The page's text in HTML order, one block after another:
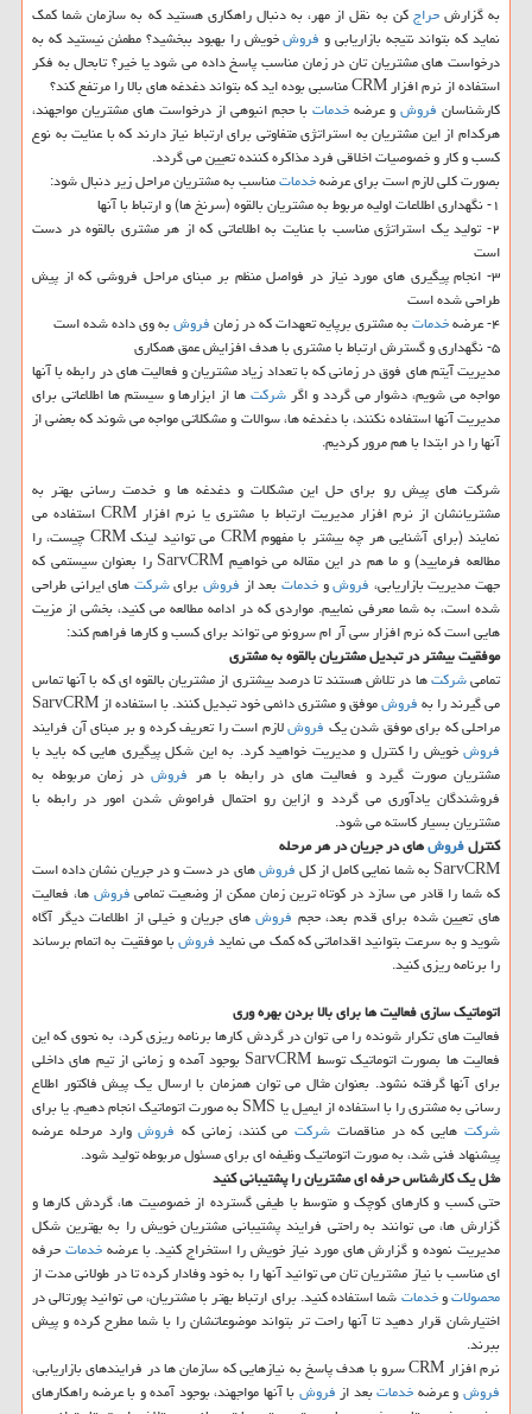
به گزارشحراجكن به نقل از مهر، به دنبال راهكاری هستید كه به سازمان شما كمك
نماید كه بتواند نتیجه بازاریابی و فروشخویش را بهبود ببخشید؟ مطمئن نیستید كه به
درخواست های مشتریان تان در زمان مناسب پاسخ داده می شود یا خیر؟ تابحال به فكر
استفاده از نرم افزار CRM مناسبی بوده اید كه بتواند دغدغه های بالا را مرتفع كند؟
كارشناسان فروشو عرضهخدماتبا حجم انبوهی از درخواست های مشتریان مواجهند،
هركدام از این مشتریان به استراتژی متفاوتی برای ارتباط نیاز دارند كه با عنایت به نوع
كسب و كار و خصوصیات اخلاقی فرد مذاكره كننده تعیین می گردد.
بصورت كلی لازم است برای عرضهخدماتمناسب به مشتریان مراحل زیر دنبال شود:
۱- نگهداری اطلاعات اولیه مربوط به مشتریان بالقوه (سرنخ ها) و ارتباط با آنها
۲- تولید یك استراتژی مناسب با عنایت به اطلاعاتی كه از هر مشتری بالقوه در دست
است
۳- انجام پیگیری های مورد نیاز در فواصل منظم بر مبنای مراحل فروشی كه از پیش
طراحی شده است
۴- عرضه
خدماتبه مشتری برپایه تعهدات كه در زمانفروشبه وی داده شده است
۵- نگهداری و گسترش ارتباط با مشتری با هدف افزایش عمق همكاری
مدیریت آیتم های فوق در زمانی كه با تعداد زیاد مشتریان و فعالیت های در رابطه با آنها
مواجه می شویم، دشوار می گردد و اگرشركتها از ابزارها و سیستم ها اطلاعاتی برای
مدیریت آنها استفاده نكنند، با دغدغه ها، سوالات و مشكلاتی مواجه می شوند كه بعضی از
آنها را در ابتدا با هم مرور كردیم.
شركت های پیش رو برای حل این مشكلات و دغدغه ها و خدمت رسانی بهتر به
مشتریانشان از نرم افزار مدیریت ارتباط با مشتری یا نرم افزار CRM استفاده می
نمایند (برای آشنایی هر چه بیشتر با مفهوم CRM می توانید لینك CRM چیست، را
مطالعه فرمایید) و ما هم در این مقاله می خواهیم SarvCRM را بعنوان سیستمی كه
جهت مدیریت بازاریابی، فروشوخدماتبعد از فروشبرایشركتهای ایرانی طراحی
شده است، به شما معرفی نماییم. مواردی كه در ادامه مطالعه می كنید، بخشی از مزیت
هایی است كه نرم افزار سی آر ام سرونو می تواند برای كسب و كارها فراهم كند:
موفقیت بیشتر در تبدیل مشتریان بالقوه به مشتری
تمامیشركتها در تلاش هستند تا درصد بیشتری از مشتریان بالقوه ای كه با آنها تماس
می گیرند را بهفروش
موفق و مشتری دائمی خود تبدیل كنند. با استفاده از SarvCRM
مراحلی كه برای موفق شدن یك فروشلازم است را تعریف كرده و بر مبنای آن فرایند
فروشخویش را كنترل و مدیریت خواهید كرد. به این شكل پیگیری هایی كه باید با
مشتریان صورت گیرد و فعالیت های در رابطه با هر فروش در زمان مربوطه به
فروشندگان یادآوری می گردد و ازاین رو احتمال فراموش شدن امور در رابطه با
مشتریان بسیار كاسته می شود.
كنترلفروشهای در جریان در هر مرحله
SarvCRM به شما نمایی كامل از كل
فروشهای در دست و در جریان نشان داده است
كه شما را قادر می سازد در كوتاه ترین زمان ممكن از وضعیت تمامیفروشها، فعالیت
های تعیین شده برای قدم بعد، حجم فروشهای جریان و خیلی از اطلاعات دیگر آگاه
شوید و به سرعت بتوانید اقداماتی كه كمك می نمایدفروشبا موفقیت به اتمام برساند
را برنامه ریزی كنید.
اتوماتیك سازی فعالیت ها برای بالا بردن بهره وری
فعالیت های تكرار شونده را می توان در گردش كارها برنامه ریزی كرد، به نحوی كه این
فعالیت ها بصورت اتوماتیك توسط SarvCRM بوجود آمده و زمانی از تیم های داخلی
برای آنها گرفته نشود. بعنوان مثال می توان همزمان با ارسال یك پیش فاكتور اطلاع
رسانی به مشتری را با استفاده از ایمیل یا SMS به صورت اتوماتیك انجام دهیم. یا برای
شركتهایی كه در مناقصات شركتمی كنند، زمانی كه فروشوارد مرحله عرضه
پیشنهاد فنی شد، به صورت اتوماتیك وظیفه ای برای مسئول مربوطه تولید شود.
مثل یك كارشناس حرفه ای مشتریان را پشتیبانی كنید
حتی كسب و كارهای كوچك و متوسط با طیفی گسترده از خصوصیت ها، گردش كارها و
گزارش ها، می توانند به راحتی فرایند پشتیبانی مشتریان خویش را به بهترین شكل
مدیریت نموده و گزارش های مورد نیاز خویش را استخراج كنید. با عرضهخدماتحرفه
ای مناسب با نیاز مشتریان تان می توانید آنها را به خود وفادار كرده تا در طولانی مدت از
محصولاتوخدماتشما استفاده كنید. برای ارتباط بهتر با مشتریان، می توانید پورتالی در
اختیارشان قرار دهید تا آنها راحت تر بتواند موضوعاتشان را با شما مطرح كرده و پیش
ببرند.
نرم افزار CRM سرو با هدف پاسخ به نیازهایی كه سازمان ها در فرایندهای بازاریابی،
فروشو عرضهخدماتبعد ازفروشبا آنها مواجهند، بوجود آمده و با عرضه راهكارهای